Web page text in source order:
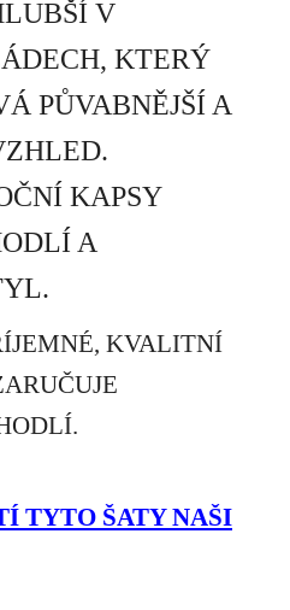
V
KTERÝ
PŮVABNĚJŠÍ A
KAPSY
A
KVALITNÍ
TYTO ŠATY NAŠI